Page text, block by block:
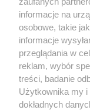
Tarnowskie Góry
Ruda Śląska
Świętochłowice
Tychy
Bytom
Katowice
Gliwice
Zabrze
Zagłębie
informacje na
osobowe, takie
informacje
przeglądania w
reklam, wybór
treści, badanie
Użytkownika my
dokładnych